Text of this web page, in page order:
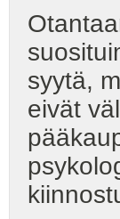
syytä,
eivät